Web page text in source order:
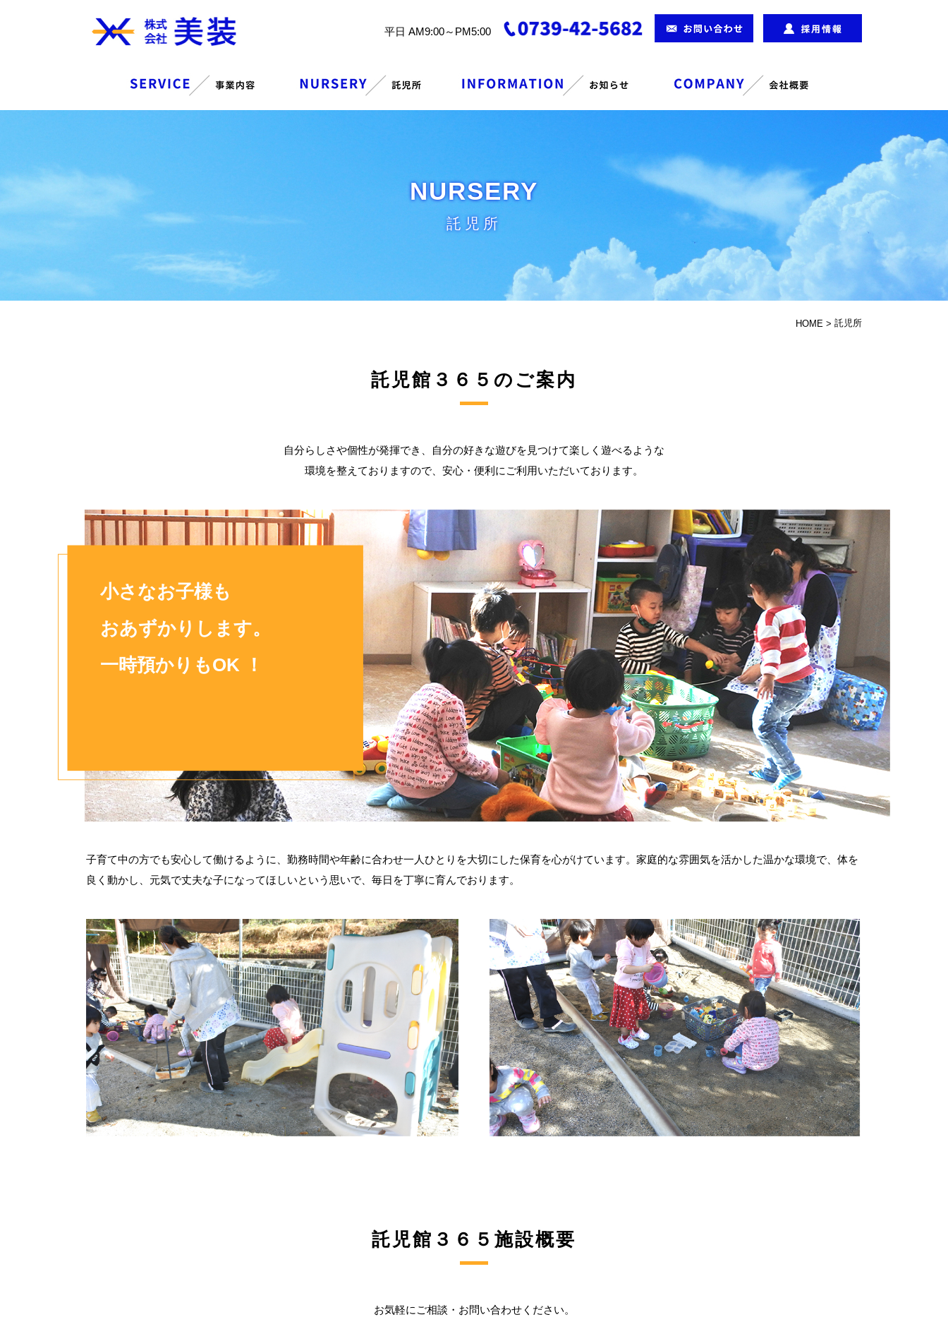
平日 AM9:00～PM5:00
NURSERY
託児所
HOME > 託児所
託児館３６５のご案内
自分らしさや個性が発揮でき、自分の好きな遊びを見つけて楽しく遊べるような
環境を整えておりますので、安心・便利にご利用いただいております。
小さなお子様も
おあずかりします。
一時預かりもOK ！
子育て中の方でも安心して働けるように、勤務時間や年齢に合わせ一人ひとりを大切にした保育を心がけています。家庭的な雰囲気を活かした温かな環境で、体を
良く動かし、元気で丈夫な子になってほしいという思いで、毎日を丁寧に育んでおります。
託児館３６５施設概要
お気軽にご相談・お問い合わせください。